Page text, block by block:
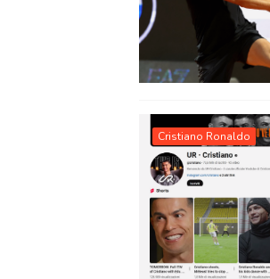
Cristiano Ronaldo